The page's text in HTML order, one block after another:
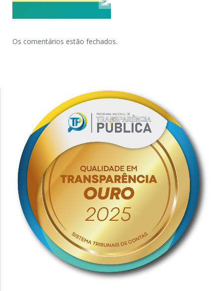
Os comentários estão fechados.